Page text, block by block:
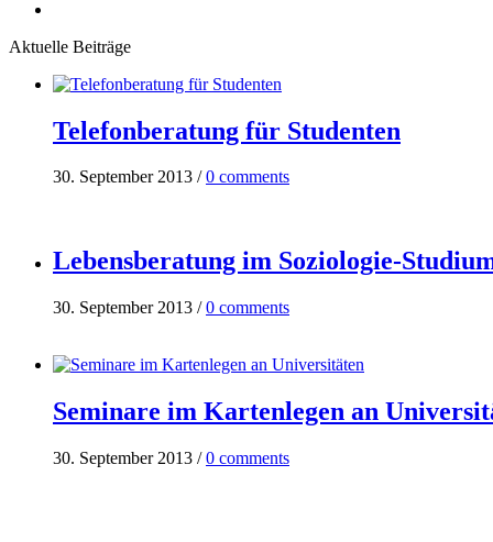
Aktuelle Beiträge
Telefonberatung für Studenten
30. September 2013 /0 comments
Lebensberatung im Soziologie-
30. September 2013 /0 comments
Seminare im Kartenlegen an
30. September 2013 /0 comments